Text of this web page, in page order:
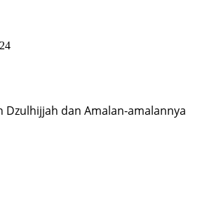
Dzulhijjah dan Amalan-amalannya